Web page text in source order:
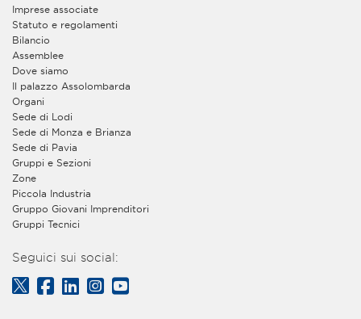
Imprese associate
Statuto e regolamenti
Bilancio
Assemblee
Dove siamo
Il palazzo Assolombarda
Organi
Sede di Lodi
Sede di Monza e Brianza
Sede di Pavia
Gruppi e Sezioni
Zone
Piccola Industria
Gruppo Giovani Imprenditori
Gruppi Tecnici
Seguici sui social: